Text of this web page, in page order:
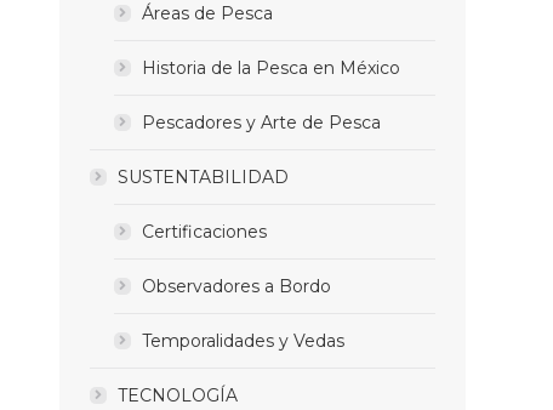
Áreas de Pesca
Historia de la Pesca en México
Pescadores y Arte de Pesca
SUSTENTABILIDAD
Certificaciones
Observadores a Bordo
Temporalidades y Vedas
TECNOLOGÍA